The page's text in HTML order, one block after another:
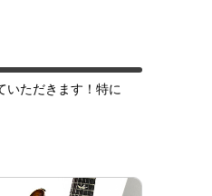
いただきます！特に